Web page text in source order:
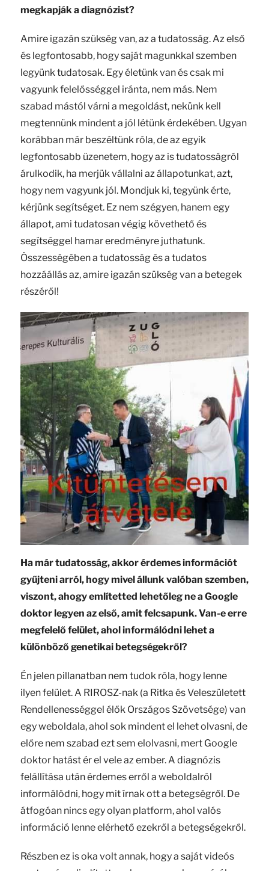
megkapják a diagnózist?
Amire igazán szükség van, az a tudatosság. Az első
és legfontosabb, hogy saját magunkkal szemben
legyünk tudatosak. Egy életünk van és csak mi
vagyunk felelősséggel iránta, nem más. Nem
szabad mástól várni a megoldást, nekünk kell
megtennünk mindent a jól létünk érdekében. Ugyan
korábban már beszéltünk róla, de az egyik
legfontosabb üzenetem, hogy az is tudatosságról
árulkodik, ha merjük vállalni az állapotunkat, azt,
hogy nem vagyunk jól. Mondjuk ki, tegyünk érte,
kérjünk segítséget. Ez nem szégyen, hanem egy
állapot, ami tudatosan végig követhető és
segítséggel hamar eredményre juthatunk.
Összességében a tudatosság és a tudatos
hozzáállás az, amire igazán szükség van a betegek
részéről!
Ha már tudatosság, akkor érdemes információt
gyűjteni arról, hogy mivel állunk valóban szemben,
viszont, ahogy említetted lehetőleg ne a Google
doktor legyen az első, amit felcsapunk. Van-e erre
megfelelő felület, ahol informálódni lehet a
különböző genetikai betegségekről?
Én jelen pillanatban nem tudok róla, hogy lenne
ilyen felület. A RIROSZ-nak (a Ritka és Veleszületett
Rendellenességgel élők Országos Szövetsége) van
egy weboldala, ahol sok mindent el lehet olvasni, de
előre nem szabad ezt sem elolvasni, mert Google
doktor hatást ér el vele az ember. A diagnózis
felállítása után érdemes erről a weboldalról
informálódni, hogy mit írnak ott a betegségről. De
átfogóan nincs egy olyan platform, ahol valós
információ lenne elérhető ezekről a betegségekről.
Részben ez is oka volt annak, hogy a saját videós